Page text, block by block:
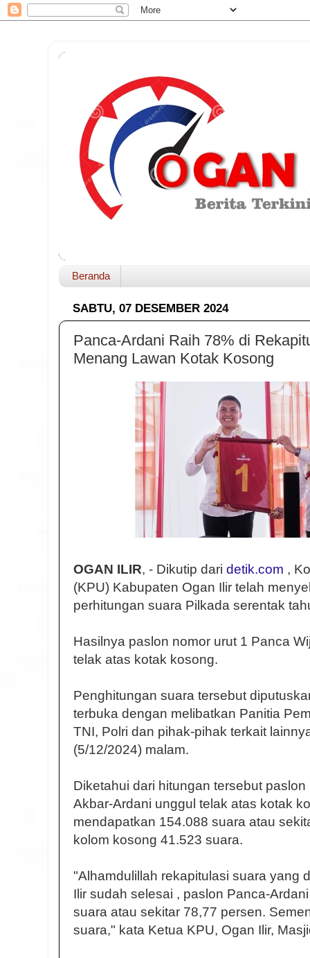
Beranda
SABTU, 07 DESEMBER 2024
Panca-Ardani Raih 78% di
Menang Lawan Kotak Kosong
OGAN ILIR, - Dikutip dari detik.com ,
(KPU) Kabupaten Ogan Ilir telah
perhitungan suara Pilkada serentak
Hasilnya paslon nomor urut 1 Panca
telak atas kotak kosong.
Penghitungan suara tersebut
terbuka dengan melibatkan Panitia
TNI, Polri dan pihak-pihak terkait
(5/12/2024) malam.
Diketahui dari hitungan tersebut
Akbar-Ardani unggul telak atas kotak
mendapatkan 154.088 suara atau
kolom kosong 41.523 suara.
"Alhamdulillah rekapitulasi suara yang
Ilir sudah selesai , paslon Panca-
suara atau sekitar 78,77 persen.
suara," kata Ketua KPU, Ogan Ilir,